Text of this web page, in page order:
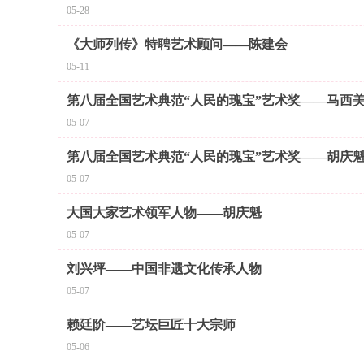
05-28
《大师列传》特聘艺术顾问——陈建会
05-11
第八届全国艺术典范“人民的瑰宝”艺术奖——马西
05-07
第八届全国艺术典范“人民的瑰宝”艺术奖——胡庆
05-07
大国大家艺术领军人物——胡庆魁
05-07
刘兴坪——中国非遗文化传承人物
05-07
赖廷阶——艺坛巨匠十大宗师
05-06